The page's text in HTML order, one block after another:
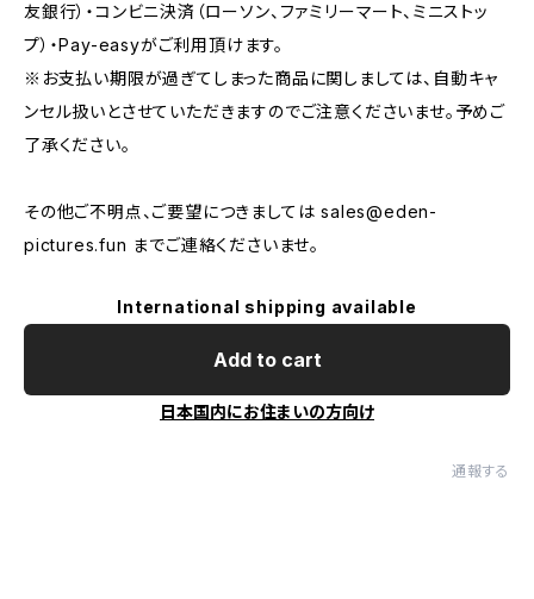
友銀行）・コンビニ決済（ローソン、ファミリーマート、ミニストッ
プ）・Pay-easyがご利用頂けます。
※お支払い期限が過ぎてしまった商品に関しましては、自動キャ
ンセル扱いとさせていただきますのでご注意くださいませ。予めご
了承ください。
その他ご不明点、ご要望につきましてはsales@eden-
pictures.fun までご連絡くださいませ。
International shipping available
Add to cart
日本国内にお住まいの方向け
通報する